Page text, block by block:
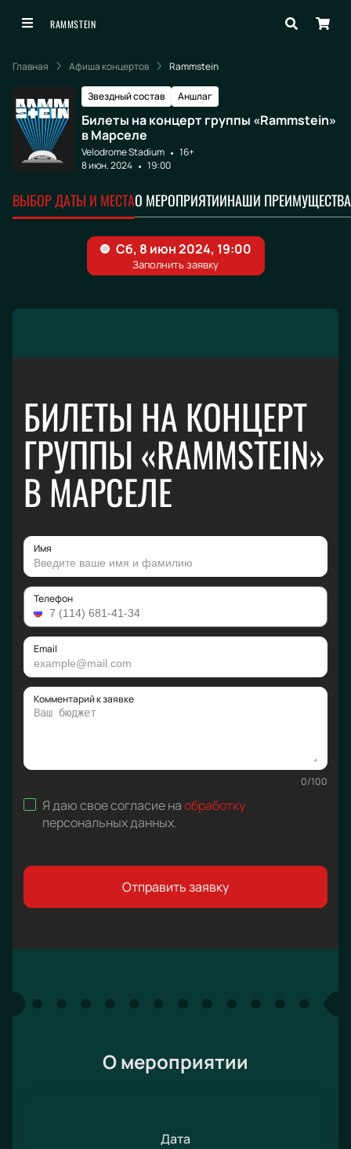
RAMMSTEIN
Главная Афиша концертов Rammstein
Звездный состав Аншлаг
Билеты на концерт группы «Rammstein»
в Марселе
Velodrome Stadium
16+
8 июн. 2024
19:00
ВЫБОР ДАТЫ И МЕСТАО МЕРОПРИЯТИИНАШИ ПРЕИМУЩЕСТВА
БИЛЕТЫ НА КОНЦЕРТ
ГРУППЫ «RAMMSTEIN»
В МАРСЕЛЕ
Имя
Телефон
Email
Комментарий к заявке
0/100
Я даю свое согласие наобработку
персональных данных.
Отправить заявку
О мероприятии
Дата